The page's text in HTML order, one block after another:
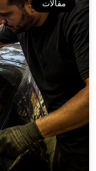
مقالات